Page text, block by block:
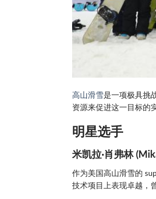
高山滑雪是一项极具挑
资源来促进这一目标的
明星选手
米凯拉·肖弗林
作为美国高山滑雪的
技术项目上表现卓越，